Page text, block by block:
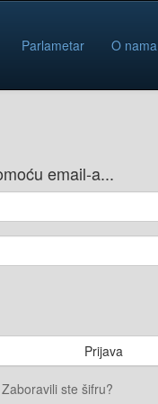
Parlametar O nama
email-a...
Zaboravili ste šifru?